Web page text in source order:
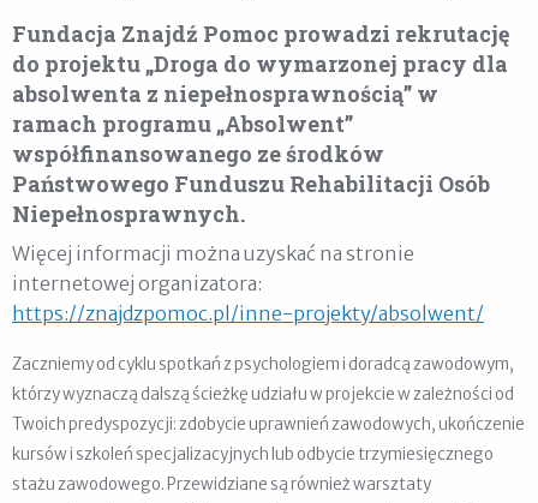
Fundacja Znajdź Pomoc prowadzi rekrutację
do projektu „Droga do wymarzonej pracy dla
absolwenta z niepełnosprawnością” w
ramach programu „Absolwent”
współfinansowanego ze środków
Państwowego Funduszu Rehabilitacji Osób
Niepełnosprawnych.
Więcej informacji można uzyskać na stronie
internetowej organizatora:
https://znajdzpomoc.pl/inne-projekty/absolwent/
Zaczniemy od cyklu spotkań z psychologiem i doradcą zawodowym,
którzy wyznaczą dalszą ścieżkę udziału w projekcie w zależności od
Twoich predyspozycji: zdobycie uprawnień zawodowych, ukończenie
kursów i szkoleń specjalizacyjnych lub odbycie trzymiesięcznego
stażu zawodowego. Przewidziane są również warsztaty